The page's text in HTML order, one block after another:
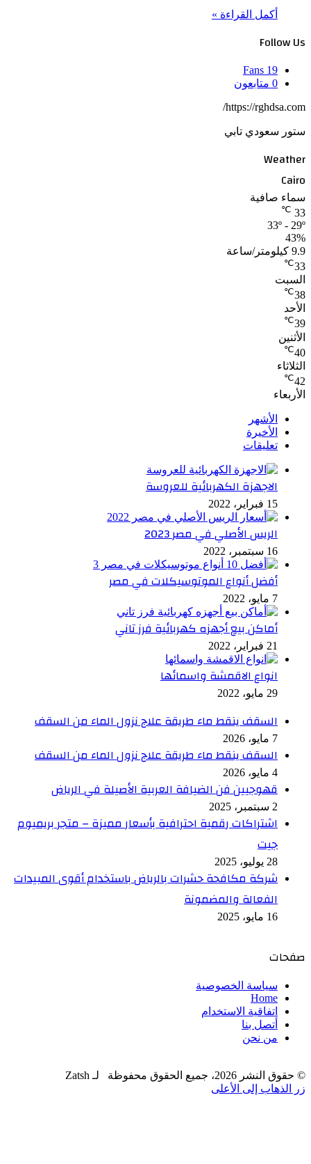
أكمل القراءة »
Follow Us
19
Fans
0 متابعون
https://rghdsa.com/
ستور سعودي تابي
Weather
Cairo
سماء صافية
33
℃
33º - 29º
43%
9.9 كيلومتر/ساعة
33
℃
السبت
38
℃
الأحد
39
℃
الأثنين
40
℃
الثلاثاء
42
℃
الأربعاء
الأشهر
الأخيرة
تعليقات
الاجهزة الكهربائية للعروسة
15 فبراير، 2022
الريس الأصلي في مصر 2023
16 سبتمبر، 2022
أفضل أنواع الموتوسيكلات في مصر
7 مايو، 2022
أماكن بيع أجهزه كهربائية فرز تاني
21 فبراير، 2022
انواع الاقمشة واسمائها
29 مايو، 2022
السقف ينقط ماء طريقة علاج نزول الماء من السقف
7 مايو، 2026
السقف ينقط ماء طريقة علاج نزول الماء من السقف
4 مايو، 2026
قهوجيين فن الضيافة العربية الأصيلة في الرياض
2 سبتمبر، 2025
اشتراكات رقمية احترافية بأسعار مميزة – متجر بريميوم
جيت
28 يوليو، 2025
شركة مكافحة حشرات بالرياض باستخدام أقوى المبيدات
الفعالة والمضمونة
16 مايو، 2025
صفحات
سياسة الخصوصية
Home
اتفاقية الاستخدام
أتصل بنا
من نحن
© حقوق النشر 2026، جميع الحقوق محفوظة لـ Zatsh
زر الذهاب إلى الأعلى